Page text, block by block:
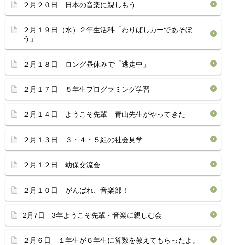
２月２０日 日本の音楽に親しもう
２月１９日（水）２年生活科「わりばしカーであそぼ
う」
２月１８日 ロング昼休みで「逃走中」
２月１７日 ５年生プログラミング学習
２月１４日 ようこそ先輩 青山先生がやってきた
２月１３日 ３・４・５組の社会見学
２月１２日 幼保交流会
２月１０日 がんばれ、音楽部！
2月7日 3年ようこそ先輩・音楽に親しむ会
２月６日 １年生が６年生に算数を教えてもらったよ。